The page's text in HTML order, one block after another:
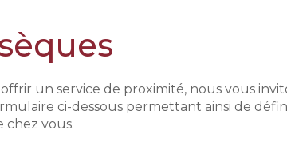
un service de proximité, nous vous
ci-dessous permettant ainsi de
chez vous.